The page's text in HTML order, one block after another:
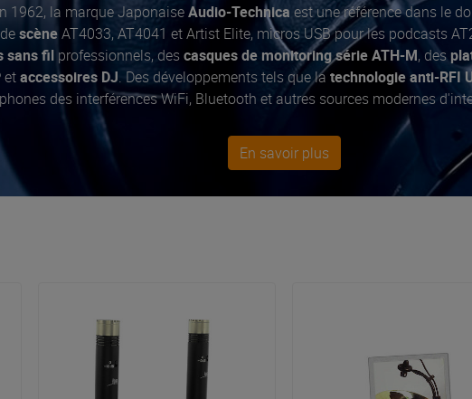
1962, la marque JaponaiseAudio-Technica est une référence dans le
scèneAT4033, AT4041 et Artist Elite, micros USB pour les podcasts
sans filprofessionnels, des casques de monitoring série ATH-M, des
etaccessoires DJ. Des développements tels que latechnologie anti-RFI
des interférences WiFi, Bluetooth et autres sources modernes
de leur engagement à fournir aux musiciens et aux ingénieurs le
son
En savoir plus